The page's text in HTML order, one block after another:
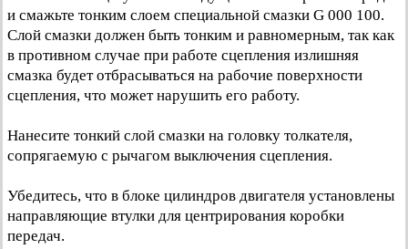
и смажьте тонким слоем специальной смазки G 000 100.
Слой смазки должен быть тонким и равномерным, так как
в противном случае при работе сцепления излишняя
смазка будет отбрасываться на рабочие поверхности
сцепления, что может нарушить его работу.
Нанесите тонкий слой смазки на головку толкателя,
сопрягаемую с рычагом выключения сцепления.
Убедитесь, что в блоке цилиндров двигателя установлены
направляющие втулки для центрирования коробки
передач.